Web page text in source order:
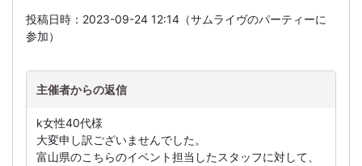
投稿日時：2023-09-24 12:14（サムライヴのパーティーに
参加）
主催者からの返信
k女性40代様
大変申し訳ございませんでした。
富山県のこちらのイベント担当したスタッフに対して、